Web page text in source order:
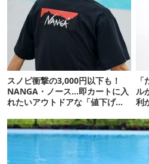
スノピ衝撃の3,000円以下も！
NANGA・ノース…即カートに入
れたいアウトドアな「値下げ夏
ル
利